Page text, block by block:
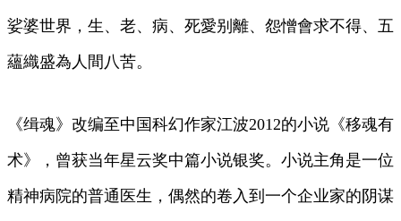
娑婆世界，生、老、病、死愛别離、怨憎會求不得、五
蘊織盛為人間八苦。
《缉魂》改编至中国科幻作家江波2012的小说《移魂有
术》，曾获当年星云奖中篇小说银奖。小说主角是一位
精神病院的普通医生，偶然的卷入到一个企业家的阴谋